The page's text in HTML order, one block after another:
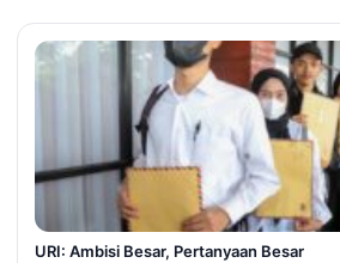
URI: Ambisi Besar, Pertanyaan Besar